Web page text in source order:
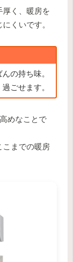
厚く、暖房を
くいです。
の持ち味。
ごせます。
めなことで
こまでの暖房